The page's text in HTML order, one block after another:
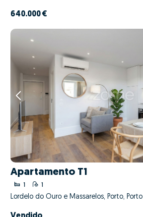
640.000 €
Apartamento T1
1 1
Lordelo do Ouro e Massarelos, Porto, Porto